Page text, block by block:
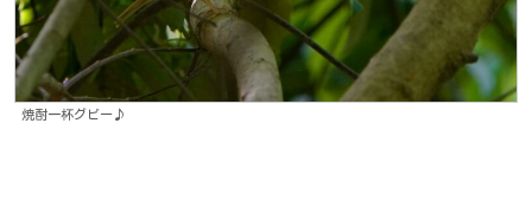
焼酎一杯グビー♪